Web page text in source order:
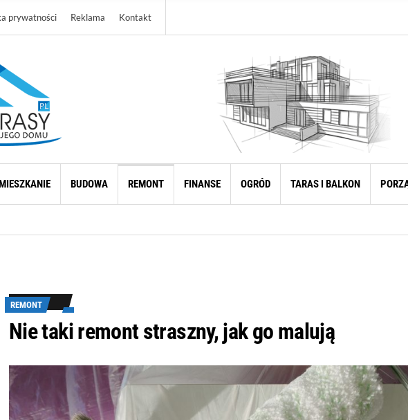
prywatności Reklama Kontakt
BUDOWA REMONT FINANSE OGRÓD TARAS I BALKON
REMONT
Nie taki remont straszny, jak go malują